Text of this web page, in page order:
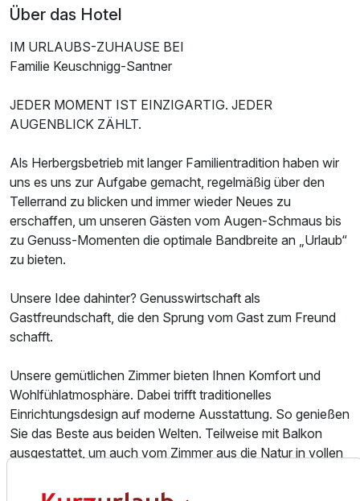
Ausstattung
Zusatznächte
Für 3 Tage
Juniorsuite/n
2 Erwachsene
Über das Hotel
IM URLAUBS-ZUHAUSE BEI
Familie Keuschnigg-Santner
JEDER MOMENT IST EINZIGARTIG. JEDER
AUGENBLICK ZÄHLT.
Als Herbergsbetrieb mit langer Familientradition haben wir
uns es uns zur Aufgabe gemacht, regelmäßig über den
Tellerrand zu blicken und immer wieder Neues zu
erschaffen, um unseren Gästen vom Augen-Schmaus bis
zu Genuss-Momenten die optimale Bandbreite an „Urlaub“
zu bieten.
Unsere Idee dahinter? Genusswirtschaft als
Gastfreundschaft, die den Sprung vom Gast zum Freund
schafft.
Unsere gemütlichen Zimmer bieten Ihnen Komfort und
Wohlfühlatmosphäre. Dabei trifft traditionelles
Einrichtungsdesign auf moderne Ausstattung. So genießen
Sie das Beste aus beiden Welten. Teilweise mit Balkon
ausgestattet, um auch vom Zimmer aus die Natur in vollen